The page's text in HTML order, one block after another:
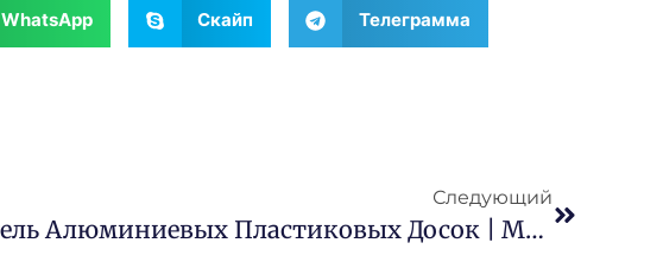
WhatsApp Скайп Телеграмма
Следующий
Измельчитель Алюминиевых Пластиковых Досок | Машина Для Переработки Медицинских Блистеров